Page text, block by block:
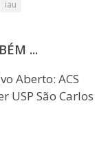
iau
...
Aberto: ACS
USP São Carlos